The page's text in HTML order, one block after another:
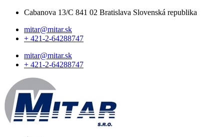
Cabanova 13/C 841 02 Bratislava Slovenská republika
mitar@mitar.sk
+ 421-2-64288747
mitar@mitar.sk
+ 421-2-64288747